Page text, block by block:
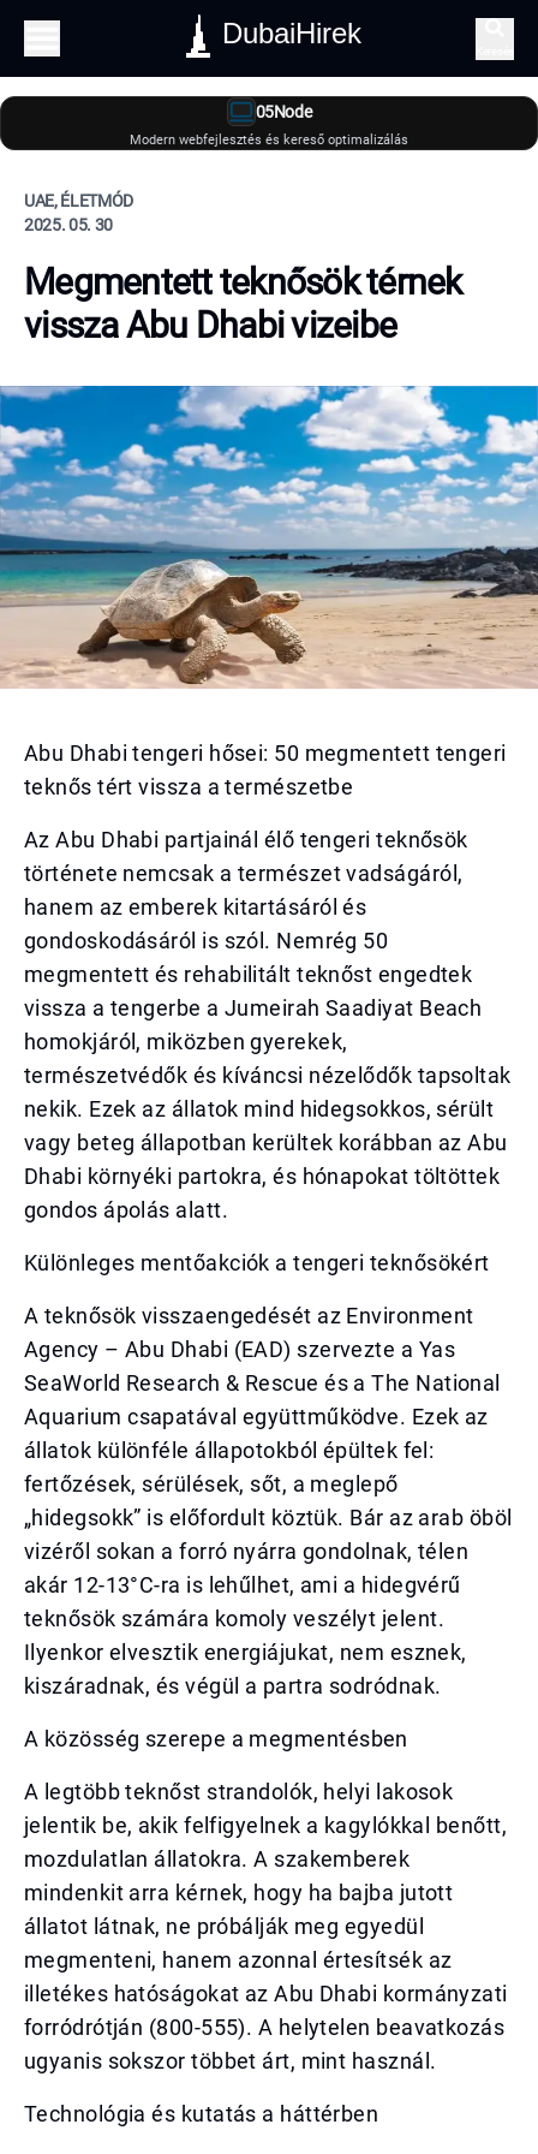
DubaiHirek
05Node
Modern webfejlesztés és kereső optimalizálás
UAE, ÉLETMÓD
2025. 05. 30
Megmentett teknősök térnek
vissza Abu Dhabi vizeibe
Abu Dhabi tengeri hősei: 50 megmentett tengeri
teknős tért vissza a természetbe
Az Abu Dhabi partjainál élő tengeri teknősök
története nemcsak a természet vadságáról,
hanem az emberek kitartásáról és
gondoskodásáról is szól. Nemrég 50
megmentett és rehabilitált teknőst engedtek
vissza a tengerbe a Jumeirah Saadiyat Beach
homokjáról, miközben gyerekek,
természetvédők és kíváncsi nézelődők tapsoltak
nekik. Ezek az állatok mind hidegsokkos, sérült
vagy beteg állapotban kerültek korábban az Abu
Dhabi környéki partokra, és hónapokat töltöttek
gondos ápolás alatt.
Különleges mentőakciók a tengeri teknősökért
A teknősök visszaengedését az Environment
Agency – Abu Dhabi (EAD) szervezte a Yas
SeaWorld Research & Rescue és a The National
Aquarium csapatával együttműködve. Ezek az
állatok különféle állapotokból épültek fel:
fertőzések, sérülések, sőt, a meglepő
„hidegsokk” is előfordult köztük. Bár az arab öböl
vizéről sokan a forró nyárra gondolnak, télen
akár 12-13°C-ra is lehűlhet, ami a hidegvérű
teknősök számára komoly veszélyt jelent.
Ilyenkor elvesztik energiájukat, nem esznek,
kiszáradnak, és végül a partra sodródnak.
A közösség szerepe a megmentésben
A legtöbb teknőst strandolók, helyi lakosok
jelentik be, akik felfigyelnek a kagylókkal benőtt,
mozdulatlan állatokra. A szakemberek
mindenkit arra kérnek, hogy ha bajba jutott
állatot látnak, ne próbálják meg egyedül
megmenteni, hanem azonnal értesítsék az
illetékes hatóságokat az Abu Dhabi kormányzati
forródrótján (800-555). A helytelen beavatkozás
ugyanis sokszor többet árt, mint használ.
Technológia és kutatás a háttérben